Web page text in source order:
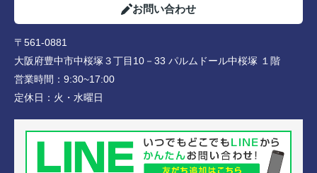
お問い合わせ
〒561-0881
大阪府豊中市中桜塚３丁目10－33 パルムドール中桜塚 １階
営業時間： 9:30~17:00
定休日： 火・水曜日